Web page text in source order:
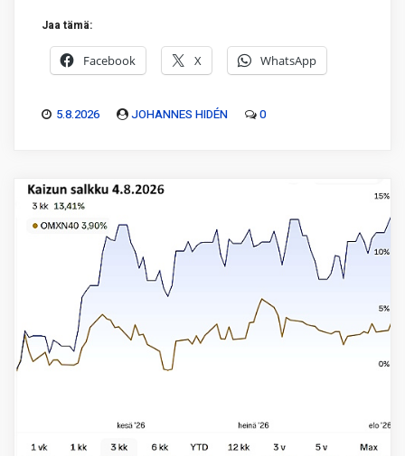
Jaa tämä:
Facebook X WhatsApp
5.8.2026 JOHANNES HIDÉN 0